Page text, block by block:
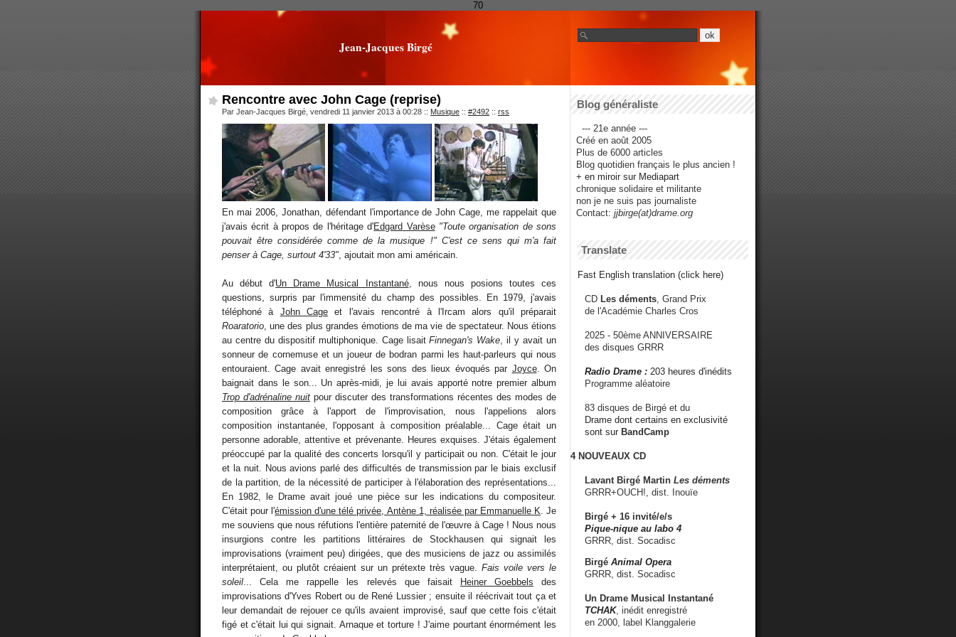
70
Jean-Jacques Birgé
Rencontre avec John Cage (reprise)
Par Jean-Jacques Birgé, vendredi 11 janvier 2013 à 00:28 :: Musique :: #2492 :: rss
En mai 2006, Jonathan, défendant l'importance de John Cage, me rappelait que
j'avais écrit à propos de l'héritage d'Edgard Varèse "Toute organisation de sons
pouvait être considérée comme de la musique !" C'est ce sens qui m'a fait
penser à Cage, surtout 4'33" , ajoutait mon ami américain.
Au début d'Un Drame Musical Instantané, nous nous posions toutes ces
questions, surpris par l'immensité du champ des possibles. En 1979, j'avais
téléphoné à John Cage et l'avais rencontré à l'Ircam alors qu'il préparait
Roaratorio , une des plus grandes émotions de ma vie de spectateur. Nous étions
au centre du dispositif multiphonique. Cage lisaitFinnegan's Wake , il y avait un
sonneur de cornemuse et un joueur de bodran parmi les haut-parleurs qui nous
entouraient. Cage avait enregistré les sons des lieux évoqués par Joyce. On
baignait dans le son... Un après-midi, je lui avais apporté notre premier album
Trop d'adrénaline nuit pour discuter des transformations récentes des modes de
composition grâce à l'apport de l'improvisation, nous l'appelions alors
composition instantanée, l'opposant à composition préalable... Cage était un
personne adorable, attentive et prévenante. Heures exquises. J'étais également
préoccupé par la qualité des concerts lorsqu'il y participait ou non. C'était le jour
et la nuit. Nous avions parlé des difficultés de transmission par le biais exclusif
de la partition, de la nécessité de participer à l'élaboration des représentations...
En 1982, le Drame avait joué une pièce sur les indications du compositeur.
C'était pour l'émission d'une télé privée, Antène 1, réalisée par Emmanuelle K . Je
me souviens que nous réfutions l'entière paternité de l'œuvre à Cage ! Nous nous
insurgions contre les partitions littéraires de Stockhausen qui signait les
improvisations (vraiment peu) dirigées, que des musiciens de jazz ou assimilés
interprétaient, ou plutôt créaient sur un prétexte très vague. Fais voile vers le
soleil ... Cela me rappelle les relevés que faisait Heiner Goebbels des
improvisations d'Yves Robert ou de René Lussier ; ensuite il réécrivait tout ça et
leur demandait de rejouer ce qu'ils avaient improvisé, sauf que cette fois c'était
figé et c'était lui qui signait. Arnaque et torture ! J'aime pourtant énormément les
Blog généraliste
--- 21e année ---
Créé en août 2005
Plus de 6000 articles
Blog quotidien français le plus ancien !
+ en miroir sur Mediapart
chronique solidaire et militante
non je ne suis pas journaliste
Contact: jjbirge(at)drame.org
Translate
Fast English translation (click here)
CD Les déments , Grand Prix
de l'Académie Charles Cros
2025 - 50ème ANNIVERSAIRE
des disques GRRR
Radio Drame : 203 heures d'inédits
Programme aléatoire
83 disques de Birgé et du
Drame dont certains en exclusivité
sont sur BandCamp
4 NOUVEAUX CD
Lavant Birgé Martin Les déments
GRRR+OUCH!, dist. Inouïe
Birgé + 16 invité/e/s
Pique-nique au labo 4
GRRR, dist. Socadisc
Birgé Animal Opera
GRRR, dist. Socadisc
Un Drame Musical Instantané
TCHAK, inédit enregistré
en 2000, label Klanggalerie